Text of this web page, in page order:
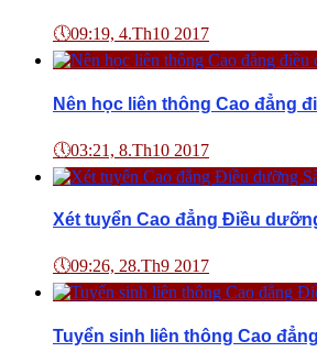
🕔09:19, 4.Th10 2017
Nên học liên thông Cao đẳng
🕔03:21, 8.Th10 2017
Xét tuyển Cao đẳng Điều
🕔09:26, 28.Th9 2017
Tuyển sinh liên thông Cao